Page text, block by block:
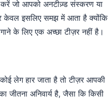
जो आपको अनटीज़्ड संस्करण या
केवल इसलिए समझ में आता है क्योंकि
के लिए एक अच्छा टीज़र नहीं है।
लेग हार जाता है तो टीज़र आपकी
जीतना अनिवार्य है, जैसा कि किसी